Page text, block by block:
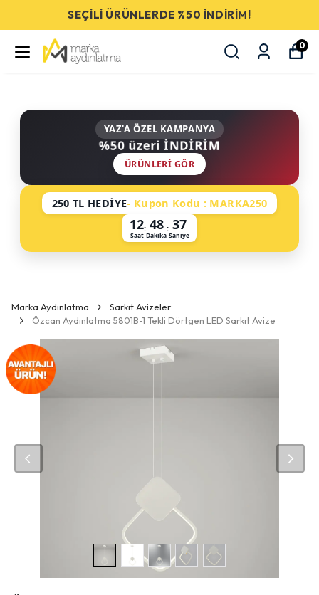
SEÇİLİ ÜRÜNLERDE %50 İNDİRİM!
0
YAZ'A ÖZEL KAMPANYA
%50 üzeri İNDİRİM
ÜRÜNLERI GÖR
250 TL HEDİYE- Kupon Kodu : MARKA250
12
Saat
: 48
Dakika
: 37
Saniye
Marka Aydınlatma
Sarkıt Avizeler
Özcan Aydınlatma 5801B-1 Tekli Dörtgen LED Sarkıt Avize